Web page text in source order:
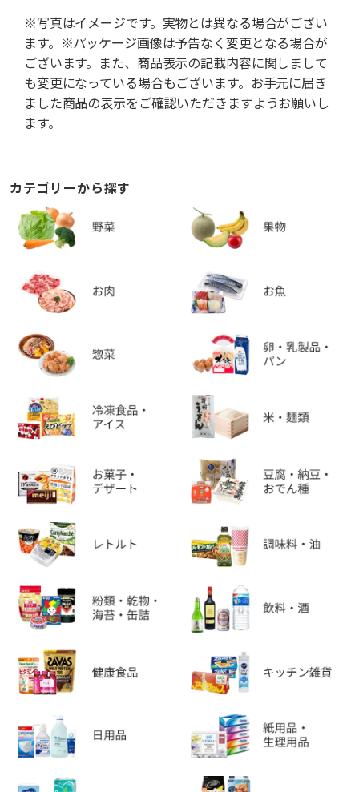
※写真はイメージです。実物とは異なる場合がござい
ます。※パッケージ画像は予告なく変更となる場合が
ございます。また、商品表示の記載内容に関しまして
も変更になっている場合もございます。お手元に届き
ました商品の表示をご確認いただきますようお願いし
ます。
カテゴリーから探す